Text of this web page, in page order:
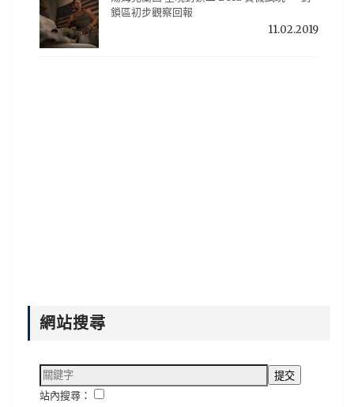
鎖區初步觀察回報
11.02.2019
網站搜尋
站內搜尋：